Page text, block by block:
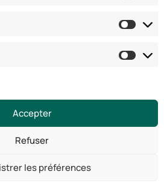
Accepter
Refuser
les préférences
Politique de cookies